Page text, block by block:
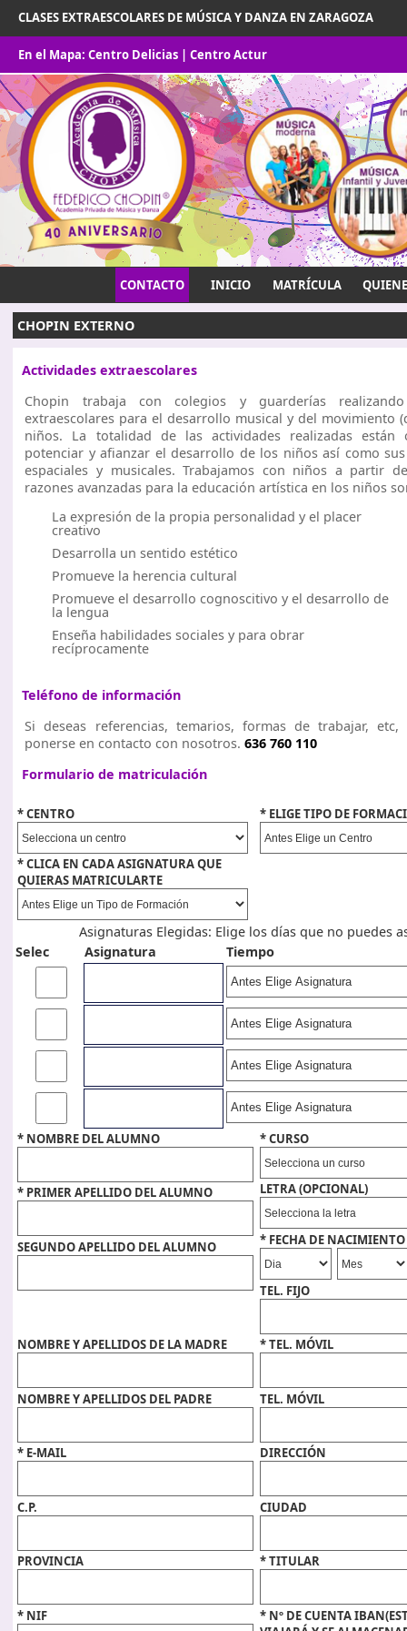
CLASES EXTRAESCOLARES DE MÚSICA Y DANZA EN ZARAGOZA
En el Mapa:Centro Delicias |Centro Actur
CONTACTO INICIO MATRÍCULA
CHOPIN EXTERNO
Actividades extraescolares
Chopin trabaja con colegios y guarderías realizando
extraescolares para el desarrollo musical y del movimiento
niños. La totalidad de las actividades realizadas están
potenciar y afianzar el desarrollo de los niños así como sus
espaciales y musicales. Trabajamos con niños a partir
razones avanzadas para la educación artística en los niños
La expresión de la propia personalidad y el placer
creativo
Desarrolla un sentido estético
Promueve la herencia cultural
Promueve el desarrollo cognoscitivo y el desarrollo de
la lengua
Enseña habilidades sociales y para obrar
recíprocamente
Teléfono de información
Si deseas referencias, temarios, formas de trabajar,
ponerse en contacto con nosotros.636 760 110
Formulario de matriculación
* CENTRO * ELIGE TIPO DE
* CLICA EN CADA ASIGNATURA QUE
QUIERAS MATRICULARTE
Asignaturas Elegidas: Elige los días que no puedes
Selec
Asignatura Tiempo
* NOMBRE DEL ALUMNO
* PRIMER APELLIDO DEL ALUMNO
SEGUNDO APELLIDO DEL ALUMNO
* CURSO
LETRA (OPCIONAL)
* FECHA DE NACIMIENTO
TEL. FIJO
NOMBRE Y APELLIDOS DE LA MADRE * TEL. MÓVIL
NOMBRE Y APELLIDOS DEL PADRE TEL. MÓVIL
* E-MAIL DIRECCIÓN
C.P. CIUDAD
PROVINCIA * TITULAR
* NIF
* Nº DE CUENTA